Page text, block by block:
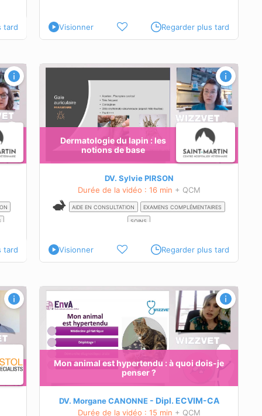
tard Visionner Regarder plus tard
tard
Dermatologie du lapin : les
notions de base
DV. Sylvie PIRSON
Durée de la vidéo : 16 min + QCM
AIDE EN CONSULTATION EXAMENS COMPLÉMENTAIRES
SOINS
Visionner Regarder plus tard
Mon animal est hypertendu : à quoi dois-je
penser ?
DV. Morgane CANONNE Dipl. ECVIM-CA
Durée de la vidéo : 15 min + QCM
je
chez
la